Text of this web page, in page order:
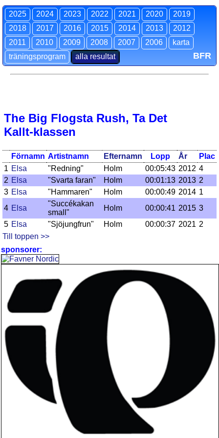
2025 2024 2023 2022 2021 2020
2019
2018
2017 2016 2015 2014 2013
2012
2011
2010 2009 2008 2007 2006
karta
träningsprogram
alla resultat BFR
The Big Flogsta Rush, Ta Det
Kallt-klassen
Förnamn Artistnamn Efternamn Lopp År
Plac
1 Elsa "Redning" Holm 00:05:43 2012 4
2 Elsa "Svarta faran" Holm 00:01:13 2013 2
3 Elsa "Hammaren" Holm 00:00:49 2014 1
4 Elsa
"Succékakan
small"
Holm 00:00:41 2015 3
5 Elsa "Sjöjungfrun" Holm 00:00:37 2021 2
Till toppen >>
sponsorer: